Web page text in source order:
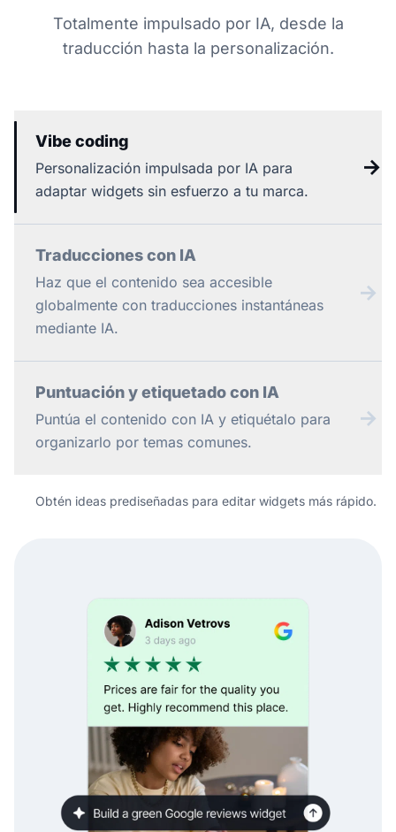
Totalmente impulsado por IA, desde la
traducción hasta la personalización.
Vibe coding
Personalización impulsada por IA para
adaptar widgets sin esfuerzo a tu marca.
→
Traducciones con IA
Haz que el contenido sea accesible
globalmente con traducciones instantáneas
mediante IA.
→
Puntuación y etiquetado con IA
Puntúa el contenido con IA y etiquétalo para
organizarlo por temas comunes.
→
Obtén ideas prediseñadas para editar widgets más rápido.